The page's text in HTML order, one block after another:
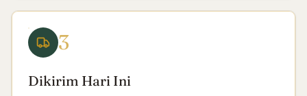
3
Dikirim Hari Ini